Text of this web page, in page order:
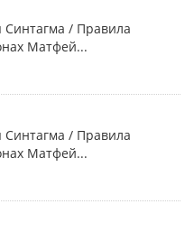
/ Правила
Матфей...
/ Правила
Матфей...